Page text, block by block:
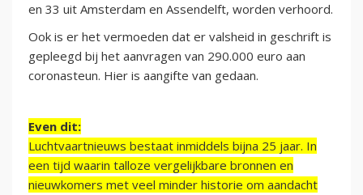
en 33 uit Amsterdam en Assendelft, worden verhoord.
Ook is er het vermoeden dat er valsheid in geschrift is
gepleegd bij het aanvragen van 290.000 euro aan
coronasteun. Hier is aangifte van gedaan.
Even dit:
Luchtvaartnieuws bestaat inmiddels bijna 25 jaar. In
een tijd waarin talloze vergelijkbare bronnen en
nieuwkomers met veel minder historie om aandacht